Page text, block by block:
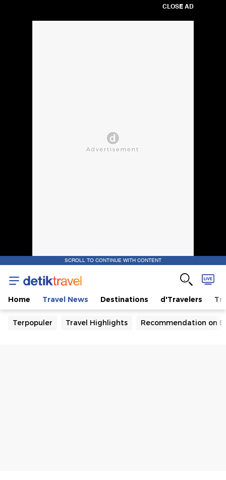
CLOSE AD
SCROLL TO CONTINUE WITH CONTENT
Home Travel News Destinations d'Travelers
Terpopuler Travel Highlights Recommendation on